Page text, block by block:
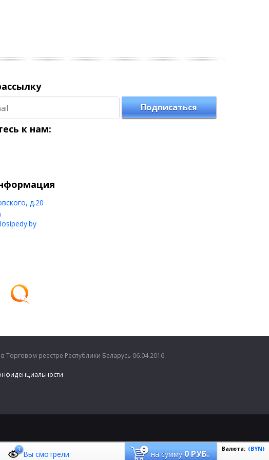
1 Вы смотрели 0 на сумму 0РУБ. Валюта: (BYN)
Подписаться
к нам:
д.20
реестре Республики Беларусь 06.04.2016.